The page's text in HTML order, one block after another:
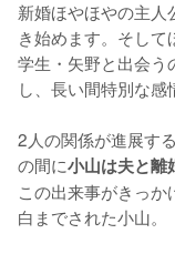
新婚ほやほやの主
き始めます。そし
学生・矢野と出会う
し、長い間特別な感
2人の関係が進展す
の間に小山は夫と離
この出来事がきっ
白までされた小山。